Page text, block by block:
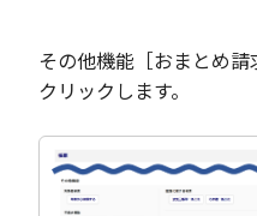
その他機能［おまとめ請
クリックします。